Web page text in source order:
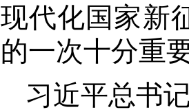
现代化国家新
的一次十分重
习近平总书